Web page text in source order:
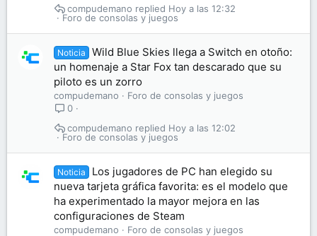
Foro de consolas y juegos
Hoy a las 12:32
compudemano
Noticia
Wild Blue Skies llega a Switch en otoño:
un homenaje a Star Fox tan descarado que su
piloto es un zorro
compudemano
Foro de consolas y juegos
0
Foro de consolas y juegos
Hoy a las 12:02
compudemano
Noticia
Los jugadores de PC han elegido su
nueva tarjeta gráfica favorita: es el modelo que
ha experimentado la mayor mejora en las
configuraciones de Steam
compudemano
Foro de consolas y juegos